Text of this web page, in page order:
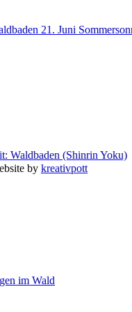
21. Juni
Waldbaden (Shinrin Yoku)
im Wald
by kreativpott